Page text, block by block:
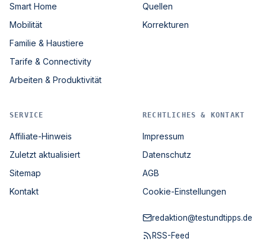
Smart Home
Mobilität
Familie & Haustiere
Tarife & Connectivity
Arbeiten & Produktivität
Quellen
Korrekturen
SERVICE
Affiliate-Hinweis
Zuletzt aktualisiert
Sitemap
Kontakt
RECHTLICHES & KONTAKT
Impressum
Datenschutz
AGB
Cookie-Einstellungen
redaktion@testundtipps.de
RSS-Feed